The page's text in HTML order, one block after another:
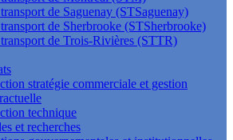
de Saguenay (STSaguenay)
de Sherbrooke (STSherbrooke)
de Trois-Rivières (STTR)
stratégie commerciale et gestion
technique
et recherches